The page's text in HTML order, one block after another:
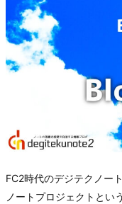
FC2時代のデジテクノー
ノートプロジェクトとい